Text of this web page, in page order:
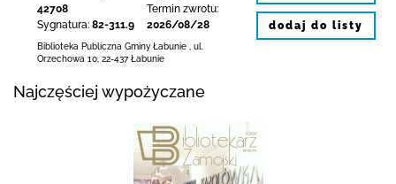
42708
Sygnatura: 82-311.9
Termin zwrotu:
2026/08/28
Biblioteka Publiczna Gminy Łabunie
ul.
Orzechowa 10 22-437 Łabunie
dodaj do listy
Najczęściej wypożyczane